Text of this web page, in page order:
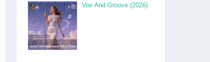
Vox And Groove (2026)